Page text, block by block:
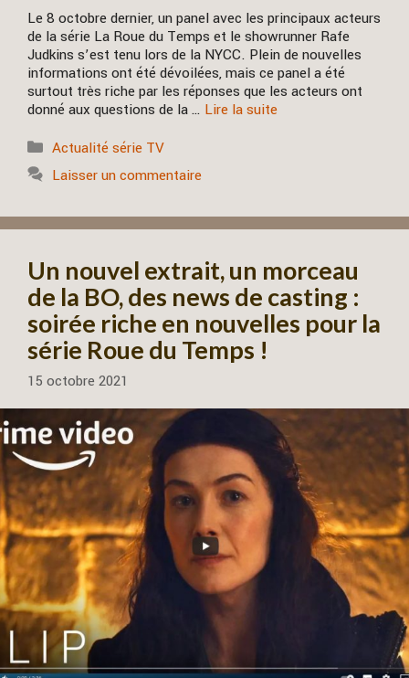
Le 8 octobre dernier, un panel avec les principaux acteurs
de la série La Roue du Temps et le showrunner Rafe
Judkins s’est tenu lors de la NYCC. Plein de nouvelles
informations ont été dévoilées, mais ce panel a été
surtout très riche par les réponses que les acteurs ont
donné aux questions de la … Lire la suite
Catégories
Actualité série TV
Laisser un commentaire
Un nouvel extrait, un morceau
de la BO, des news de casting :
soirée riche en nouvelles pour la
série Roue du Temps !
15 octobre 2021